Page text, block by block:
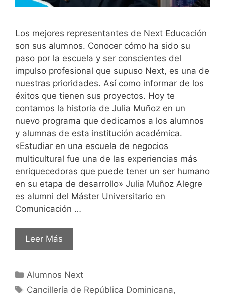
Los mejores representantes de Next Educación
son sus alumnos. Conocer cómo ha sido su
paso por la escuela y ser conscientes del
impulso profesional que supuso Next, es una de
nuestras prioridades. Así como informar de los
éxitos que tienen sus proyectos. Hoy te
contamos la historia de Julia Muñoz en un
nuevo programa que dedicamos a los alumnos
y alumnas de esta institución académica.
«Estudiar en una escuela de negocios
multicultural fue una de las experiencias más
enriquecedoras que puede tener un ser humano
en su etapa de desarrollo» Julia Muñoz Alegre
es alumni del Máster Universitario en
Comunicación …
Leer Más
Alumnos Next
Cancillería de República Dominicana,